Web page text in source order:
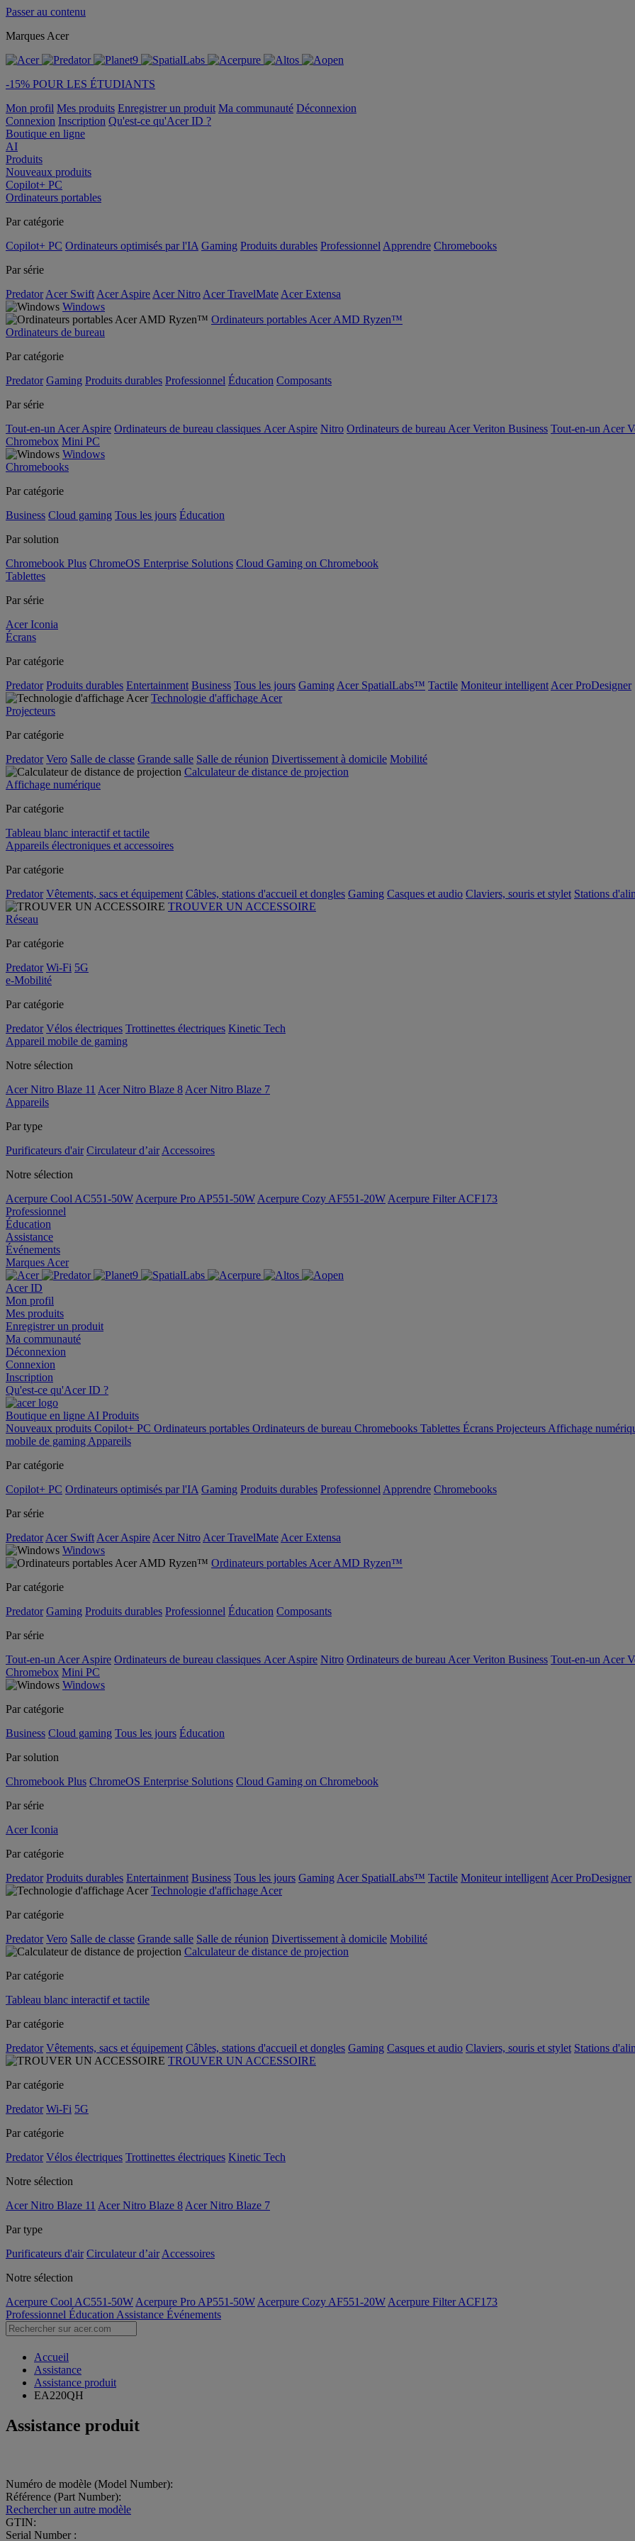
Passer au contenu
Marques Acer
-15% POUR LES ÉTUDIANTS
Mon profil Mes produits Enregistrer un produit Ma communauté Déconnexion
Connexion Inscription Qu'est-ce qu'Acer ID ?
Boutique en ligne
AI
Produits
Nouveaux produits
Copilot+ PC
Ordinateurs portables
Par catégorie
Copilot+ PC Ordinateurs optimisés par l'IA Gaming Produits durables Professionnel Apprendre Chromebooks
Par série
Predator Acer Swift Acer Aspire Acer Nitro Acer TravelMate Acer Extensa
Windows
Ordinateurs portables Acer AMD Ryzen™
Ordinateurs de bureau
Par catégorie
Predator Gaming Produits durables Professionnel Éducation Composants
Par série
Tout-en-un Acer Aspire Ordinateurs de bureau classiques Acer Aspire Nitro Ordinateurs de bureau Acer Veriton Business Tout-en-un Acer
Chromebox Mini PC
Windows
Chromebooks
Par catégorie
Business Cloud gaming Tous les jours Éducation
Par solution
Chromebook Plus ChromeOS Enterprise Solutions Cloud Gaming on Chromebook
Tablettes
Par série
Acer Iconia
Écrans
Par catégorie
Predator Produits durables Entertainment Business Tous les jours Gaming Acer SpatialLabs™ Tactile Moniteur intelligent Acer ProDesigner
Technologie d'affichage Acer
Projecteurs
Par catégorie
Predator Vero Salle de classe Grande salle Salle de réunion Divertissement à domicile Mobilité
Calculateur de distance de projection
Affichage numérique
Par catégorie
Tableau blanc interactif et tactile
Appareils électroniques et accessoires
Par catégorie
Predator Vêtements, sacs et équipement Câbles, stations d'accueil et dongles Gaming Casques et audio Claviers, souris et stylet Stations
TROUVER UN ACCESSOIRE
Réseau
Par catégorie
Predator Wi-Fi 5G
e-Mobilité
Par catégorie
Predator Vélos électriques Trottinettes électriques Kinetic Tech
Appareil mobile de gaming
Notre sélection
Acer Nitro Blaze 11 Acer Nitro Blaze 8 Acer Nitro Blaze 7
Appareils
Par type
Purificateurs d'air Circulateur d’air Accessoires
Notre sélection
Acerpure Cool AC551-50W Acerpure Pro AP551-50W Acerpure Cozy AF551-20W Acerpure Filter ACF173
Professionnel
Éducation
Assistance
Événements
Marques Acer
Acer ID
Mon profil
Mes produits
Enregistrer un produit
Ma communauté
Déconnexion
Connexion
Inscription
Qu'est-ce qu'Acer ID ?
Boutique en ligne AI Produits
Nouveaux produits Copilot+ PC Ordinateurs portables Ordinateurs de bureau Chromebooks Tablettes Écrans Projecteurs Affichage
mobile de gaming Appareils
Par catégorie
Copilot+ PC Ordinateurs optimisés par l'IA Gaming Produits durables Professionnel Apprendre Chromebooks
Par série
Predator Acer Swift Acer Aspire Acer Nitro Acer TravelMate Acer Extensa
Windows
Ordinateurs portables Acer AMD Ryzen™
Par catégorie
Predator Gaming Produits durables Professionnel Éducation Composants
Par série
Tout-en-un Acer Aspire Ordinateurs de bureau classiques Acer Aspire Nitro Ordinateurs de bureau Acer Veriton Business Tout-en-un Acer
Chromebox Mini PC
Windows
Par catégorie
Business Cloud gaming Tous les jours Éducation
Par solution
Chromebook Plus ChromeOS Enterprise Solutions Cloud Gaming on Chromebook
Par série
Acer Iconia
Par catégorie
Predator Produits durables Entertainment Business Tous les jours Gaming Acer SpatialLabs™ Tactile Moniteur intelligent Acer ProDesigner
Technologie d'affichage Acer
Par catégorie
Predator Vero Salle de classe Grande salle Salle de réunion Divertissement à domicile Mobilité
Calculateur de distance de projection
Par catégorie
Tableau blanc interactif et tactile
Par catégorie
Predator Vêtements, sacs et équipement Câbles, stations d'accueil et dongles Gaming Casques et audio Claviers, souris et stylet Stations
TROUVER UN ACCESSOIRE
Par catégorie
Predator Wi-Fi 5G
Par catégorie
Predator Vélos électriques Trottinettes électriques Kinetic Tech
Notre sélection
Acer Nitro Blaze 11 Acer Nitro Blaze 8 Acer Nitro Blaze 7
Par type
Purificateurs d'air Circulateur d’air Accessoires
Notre sélection
Acerpure Cool AC551-50W Acerpure Pro AP551-50W Acerpure Cozy AF551-20W Acerpure Filter ACF173
Professionnel Éducation Assistance Événements
Accueil
Assistance
Assistance produit
EA220QH
Assistance produit
Numéro de modèle (Model Number):
Référence (Part Number):
Rechercher un autre modèle
GTIN:
Serial Number :